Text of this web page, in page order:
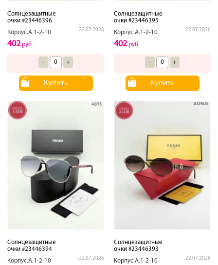
Солнцезащитные
очки #23446396
Корпус.А.1-2-10
22.07.2026
402руб
- +
Купить
Солнцезащитные
очки #23446395
Корпус.А.1-2-10
22.07.2026
402руб
- +
Купить
Солнцезащитные
очки #23446394
Корпус.А.1-2-10
22.07.2026
Солнцезащитные
очки #23446393
Корпус.А.1-2-10
22.07.2026